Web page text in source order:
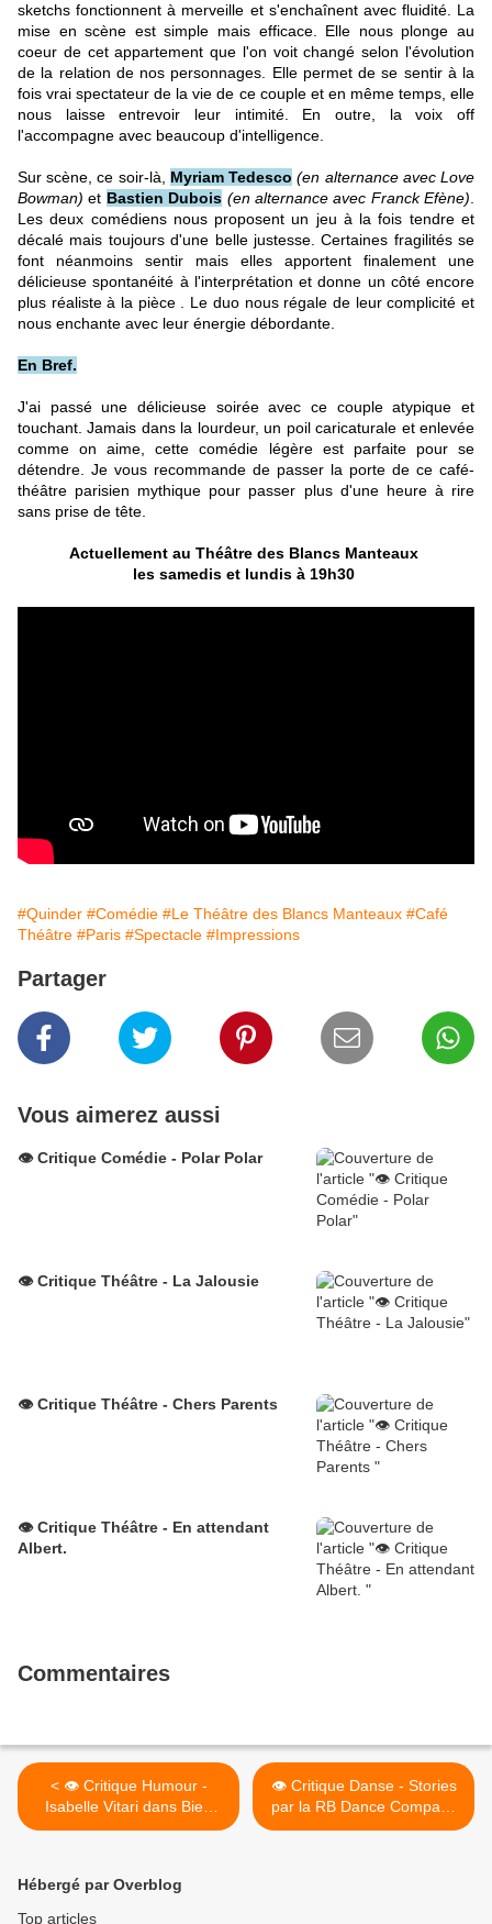
sketchs fonctionnent à merveille et s'enchaînent avec fluidité. La
mise en scène est simple mais efficace. Elle nous plonge au
coeur de cet appartement que l'on voit changé selon l'évolution
de la relation de nos personnages. Elle permet de se sentir à la
fois vrai spectateur de la vie de ce couple et en même temps, elle
nous laisse entrevoir leur intimité. En outre, la voix off
l'accompagne avec beaucoup d'intelligence.
Sur scène, ce soir-là, Myriam Tedesco (en alternance avec Love
Bowman) et Bastien Dubois (en alternance avec Franck Efène)
Les deux comédiens nous proposent un jeu à la fois tendre et
décalé mais toujours d'une belle justesse. Certaines fragilités se
font néanmoins sentir mais elles apportent finalement une
délicieuse spontanéité à l'interprétation et donne un côté encore
plus réaliste à la pièce . Le duo nous régale de leur complicité et
nous enchante avec leur énergie débordante.
En Bref.
J'ai passé une délicieuse soirée avec ce couple atypique et
touchant. Jamais dans la lourdeur, un poil caricaturale et enlevée
comme on aime, cette comédie légère est parfaite pour se
détendre. Je vous recommande de passer la porte de ce café-
théâtre parisien mythique pour passer plus d'une heure à rire
sans prise de tête.
Actuellement au Théâtre des Blancs Manteaux
les samedis et lundis à 19h30
#Quinder #Comédie #Le Théâtre des Blancs Manteaux #Café
Théâtre #Paris #Spectacle #Impressions
Partager
Vous aimerez aussi
👁️ Critique Comédie - Polar Polar
👁️ Critique Théâtre - La Jalousie
👁️ Critique Théâtre - Chers Parents
👁️ Critique Théâtre - En attendant
Albert.
Commentaires
< 👁️ Critique Humour -
Isabelle Vitari dans Bien
Entourée
👁️ Critique Danse - Stories
par la RB Dance Company
>
Hébergé par Overblog
Top articles